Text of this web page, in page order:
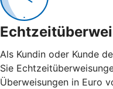
Als Kundin oder Kunde
Sie
Überweisungen in Euro